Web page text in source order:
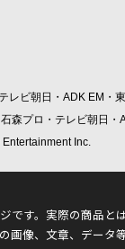
レビ朝日・ADK EM・
森プロ・テレビ朝日
Inc.
す。実際の商品と
像、文章、データ